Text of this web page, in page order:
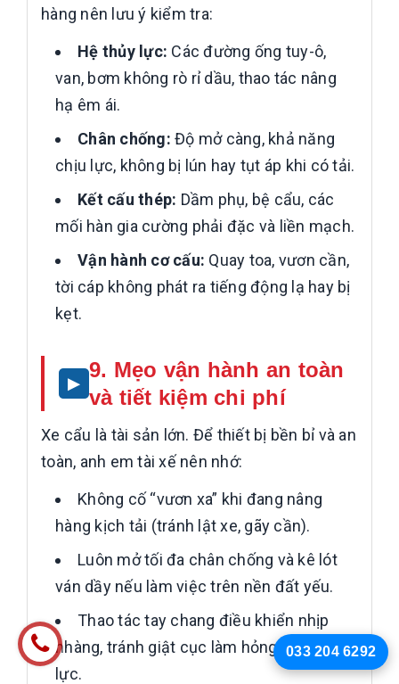
hàng nên lưu ý kiểm tra:
Hệ thủy lực: Các đường ống tuy-ô,
van, bơm không rò rỉ dầu, thao tác nâng
hạ êm ái.
Chân chống: Độ mở càng, khả năng
chịu lực, không bị lún hay tụt áp khi có tải.
Kết cấu thép: Dầm phụ, bệ cẩu, các
mối hàn gia cường phải đặc và liền mạch.
Vận hành cơ cấu: Quay toa, vươn cần,
tời cáp không phát ra tiếng động lạ hay bị
kẹt.
9. Mẹo vận hành an toàn
và tiết kiệm chi phí
Xe cẩu là tài sản lớn. Để thiết bị bền bỉ và an
toàn, anh em tài xế nên nhớ:
Không cố “vươn xa” khi đang nâng
hàng kịch tải (tránh lật xe, gãy cần).
Luôn mở tối đa chân chống và kê lót
ván dầy nếu làm việc trên nền đất yếu.
Thao tác tay chang điều khiển nhịp
nhàng, tránh giật cục làm hỏng phớt thủy
lực.
033 204 6292